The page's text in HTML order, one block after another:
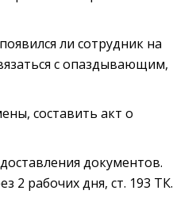
ли сотрудник на
с опаздывающим,
составить акт о
документов.
2 рабочих дня, ст. 193 ТК.